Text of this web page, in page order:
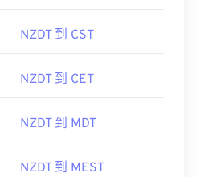
NZDT 到 CST
NZDT 到 CET
NZDT 到 MDT
NZDT 到 MEST